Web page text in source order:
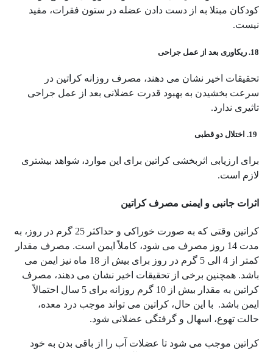
کودکان مبتلا به از دست دادن عضله در ستون فقرات، مفید
نیست.
18. ریکاوری بعد از عمل جراحی
تحقیقات اخیر نشان می دهند، مصرف روزانه کراتین در
سرعت بخشیدن به بهبود قدرت عضلانی بعد از عمل جراحی
تاثیری ندارد.
برای ارزیابی اثربخشی کراتین برای این موارد، شواهد بیشتری
لازم است.
اثرات جانبی و ایمنی مصرف کراتین
کراتین وقتی که به صورت خوراکی و حداکثر 25 گرم در روز، به
مدت 14 روز مصرف می شود، کاملاً ایمن است. مصرف مقدار
کمتر از 4 الی 5 گرم در روز برای بیش از 18 ماه نیز ایمن می
باشد. همچنین برخی از تحقیقات اخیر نشان می دهند، مصرف
کراتین به مقدار بیش از 10 گرم روزانه برای 5 سال احتمالاً
ایمن باشد. با این حال، کراتین می تواند موجب درد معده،
حالت تهوع، اسهال و گرفتگی عضلانی شود.
کراتین موجب می شود تا عضلات آب را از باقی بدن به خود